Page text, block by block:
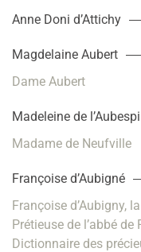
Anne Doni d’Attichy
Magdelaine Aubert
Dame Aubert
Madeleine de
Madame de Neufville
Françoise d’Aubigné
Françoise d’Aubigny,
Prétieuse de l’abbé
Dictionnaire des